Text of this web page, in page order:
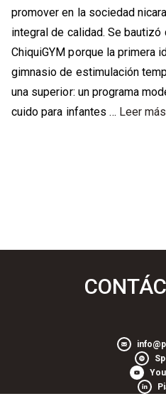
promover en la sociedad
integral de calidad. Se bautizó
ChiquiGYM porque la primera
gimnasio de estimulación
una superior: un programa
cuido para infantes … Leer más